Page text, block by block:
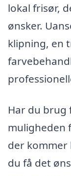
lokal frisør,
ønsker.
klipning, en
Har du brug
muligheden
der kommer
du få det